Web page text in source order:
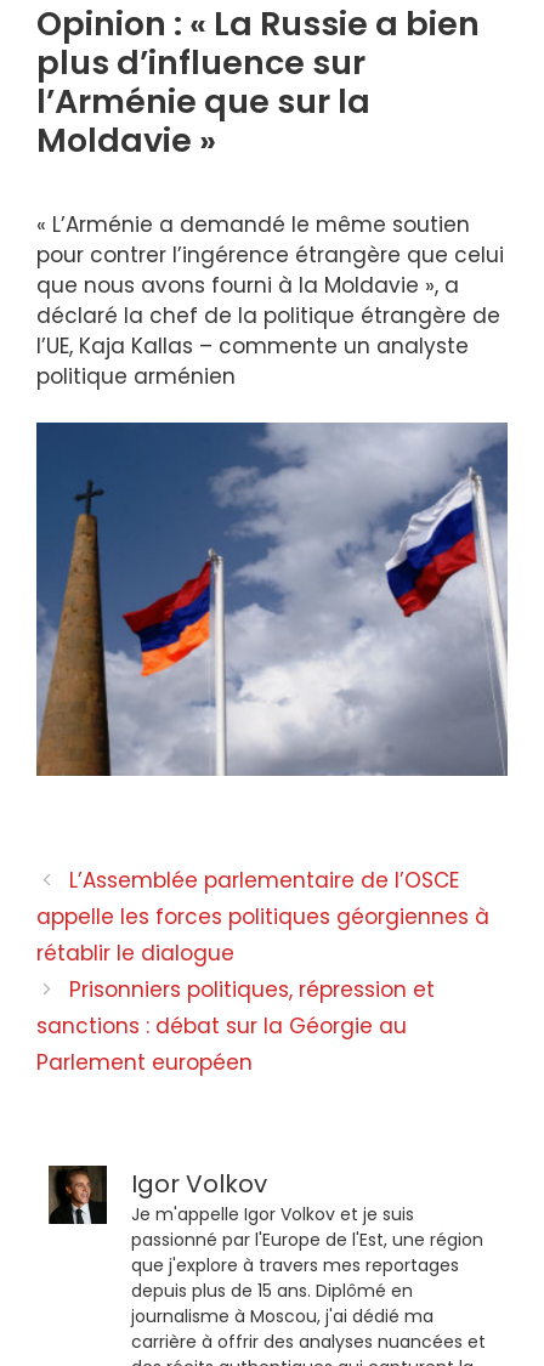
Opinion : « La Russie a bien
plus d’influence sur
l’Arménie que sur la
Moldavie »
« L’Arménie a demandé le même soutien
pour contrer l’ingérence étrangère que celui
que nous avons fourni à la Moldavie », a
déclaré la chef de la politique étrangère de
l’UE, Kaja Kallas – commente un analyste
politique arménien
L’Assemblée parlementaire de l’OSCE
appelle les forces politiques géorgiennes à
rétablir le dialogue
Prisonniers politiques, répression et
sanctions : débat sur la Géorgie au
Parlement européen
Igor Volkov
Je m'appelle Igor Volkov et je suis
passionné par l'Europe de l'Est, une région
que j'explore à travers mes reportages
depuis plus de 15 ans. Diplômé en
journalisme à Moscou, j'ai dédié ma
carrière à offrir des analyses nuancées et